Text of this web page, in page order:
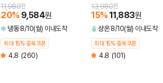
20% 9,584원
11,980원
냉동 8/10(월) 이내도착
최대 15% 중복쿠폰
4.8 (260)
15%11,883원
13,980원
상온 8/10(월) 이내도착
최대 15% 중복쿠폰
4.8 (101)